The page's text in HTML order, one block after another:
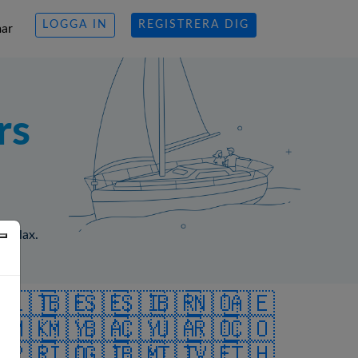
LOGGA IN REGISTRERA DIG
relax.
🇱🇹🇧🇪🇸🇪🇸🇮🇧🇷🇳🇴🇦🇪
🇲🇰🇲🇾🇧🇦🇨🇾🇺🇦🇷🇴🇨🇴